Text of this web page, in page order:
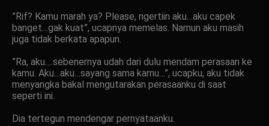
”Rif? Kamu marah ya? Please, ngertiin aku…aku capek
banget…gak kuat”, ucapnya memelas. Namun aku masih
juga tidak berkata apapun.
”Ra, aku….sebenernya udah dari dulu mendam perasaan ke
kamu. Aku…aku…sayang sama kamu…”, ucapku, aku tidak
menyangka bakal mengutarakan perasaanku di saat
seperti ini.
Dia tertegun mendengar pernyataanku.